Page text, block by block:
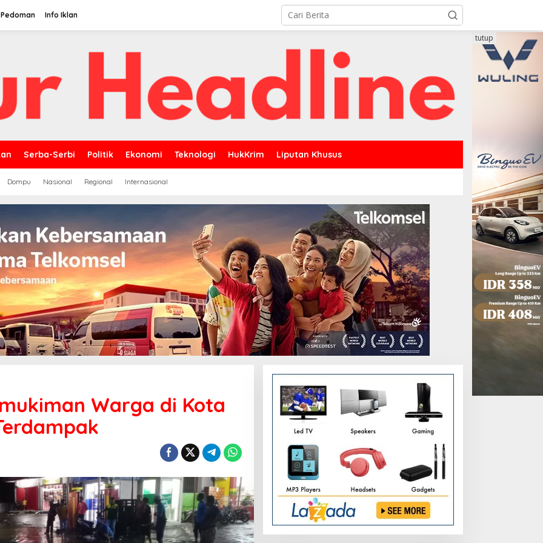
Pedoman Info Iklan
Serba-Serbi Politik Ekonomi Teknologi HukKrim Liputan Khusus
Dompu Nasional Regional Internasional
tutup
Warga di Kota